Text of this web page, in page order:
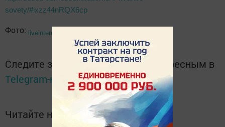
sovety/#ixzz44nRQX6cp
Фото: liveinternet.ru
Следите за самым важным и интересным в
Telegram-каналеТатмедиа
Читайте новости Татарстана в